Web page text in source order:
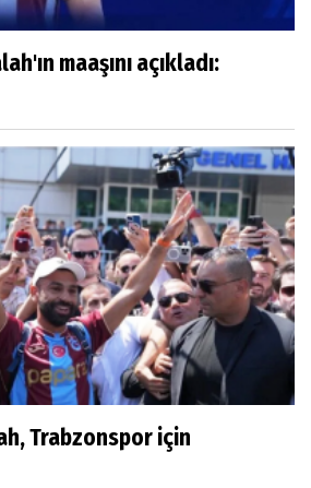
maaşını açıkladı:
Trabzonspor için